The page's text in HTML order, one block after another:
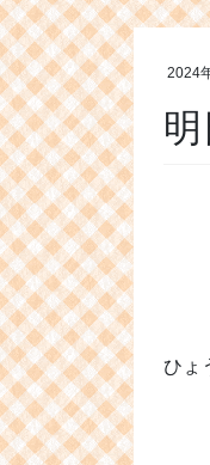
2024
ひょ